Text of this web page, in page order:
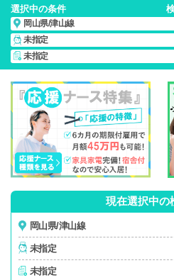
選択中の条件
岡山県/津山線
未指定
未指定
岡山県/津山線/正社員・パート・
人・派遣・転職・募集一覧
現在選択中の
岡山県/津山線
未指定
未指定